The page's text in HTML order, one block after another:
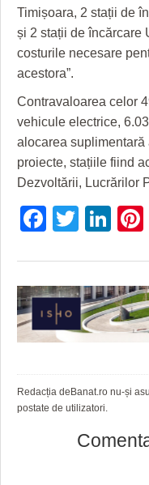
Timișoara, 2 stații de
și 2 stații de încărcare
costurile necesare
acestora”.
Contravaloarea celor
vehicule electrice,
alocarea
proiecte, stațiile fiind
Dezvoltării, Lucrărilor
Redacția deBanat.ro nu-și
postate de utilizatori.